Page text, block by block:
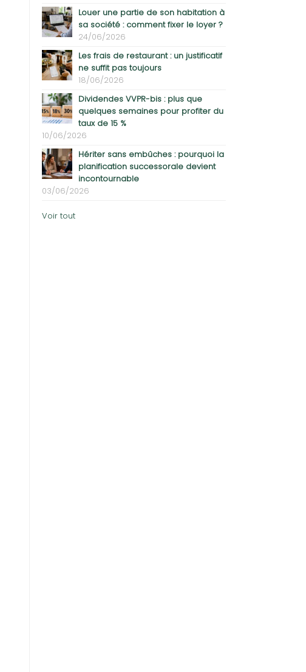
Louer une partie de son habitation à
sa société : comment fixer le loyer ?
24/06/2026
Les frais de restaurant : un justificatif
ne suffit pas toujours
18/06/2026
Dividendes VVPR-bis : plus que
quelques semaines pour profiter du
taux de 15 %
10/06/2026
Hériter sans embûches : pourquoi la
planification successorale devient
incontournable
03/06/2026
Voir tout